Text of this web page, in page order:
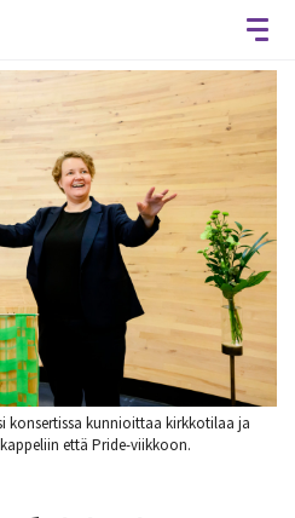
konsertissa kunnioittaa kirkkotilaa ja
että Pride-viikkoon.